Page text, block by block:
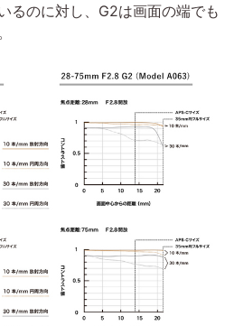
るのに対し、G2は画面の端でも